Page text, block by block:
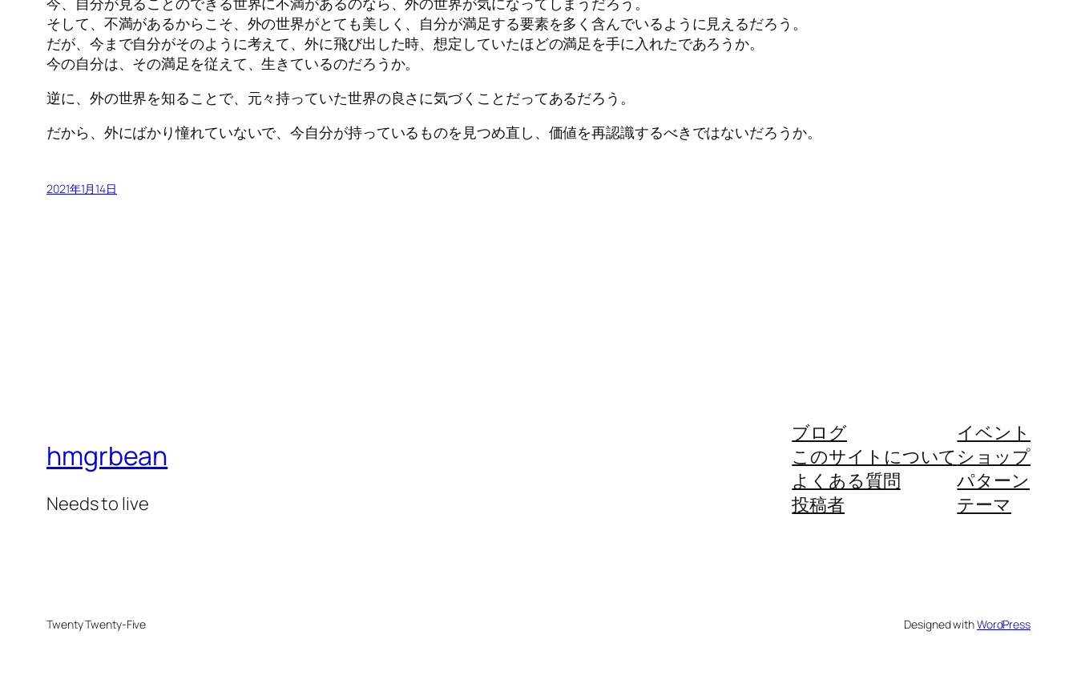
そして、不満があるからこそ、外の世界がとても美しく、自分が満足する要素を多く含んでいるように見えるだろう。
だが、今まで自分がそのように考えて、外に飛び出した時、想定していたほどの満足を手に入れたであろうか。
今の自分は、その満足を従えて、生きているのだろうか。
逆に、外の世界を知ることで、元々持っていた世界の良さに気づくことだってあるだろう。
だから、外にばかり憧れていないで、今自分が持っているものを見つめ直し、価値を再認識するべきではないだろうか。
2021年1月14日
hmgrbean
Needs to live
ブログ
このサイトについて
よくある質問
投稿者
イベント
ショップ
パターン
テーマ
Twenty Twenty-Five Designed withWordPress